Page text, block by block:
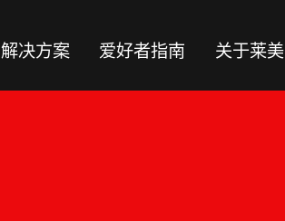
解决方案 爱好者指南 关于莱美